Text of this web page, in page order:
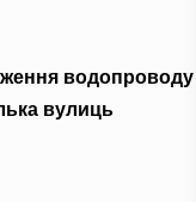
водопроводу
вулиць